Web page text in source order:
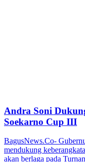
Andra Soni
Soekarno Cup III
BagusNews.Co-
mendukung
akan berlaga pada